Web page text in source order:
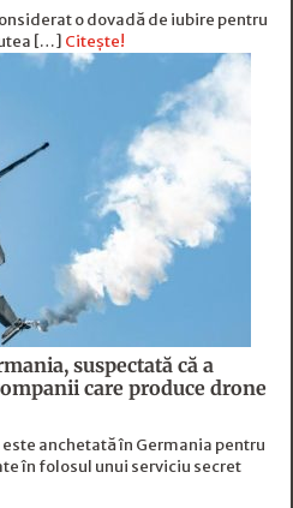
o dovadă de iubire pentru
[…] Citește!
suspectată că a
care produce drone
anchetată în Germania pentru
în folosul unui serviciu secret